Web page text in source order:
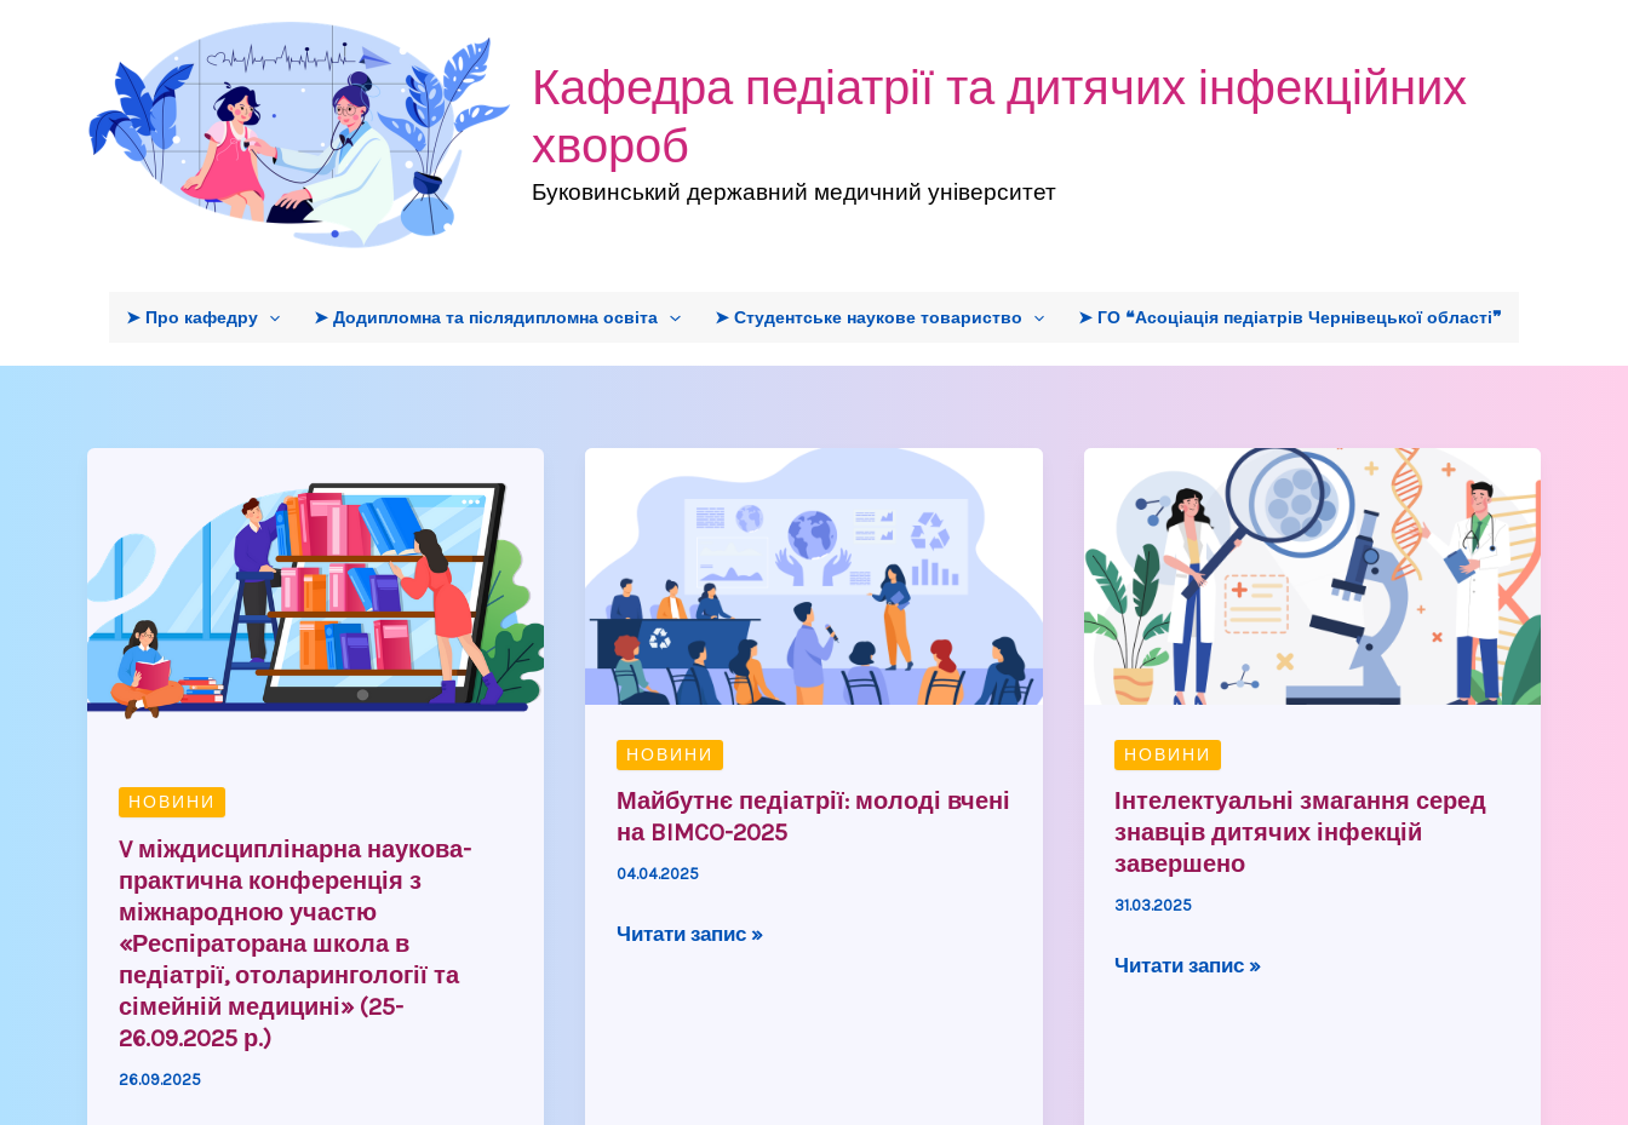
Кафедра педіатрії та дитячих інфекційних
хвороб
Буковинський державний медичний університет
➤ Про кафедру ➤ Додипломна та післядипломна освіта ➤ Студентське наукове товариство ➤ ГО ❝Асоціація педіатрів Чернівецької області❞
НОВИНИ
V міждисциплінарна наукова-
практична конференція з
міжнародною участю
«Респіраторана школа в
педіатрії, отоларингології та
сімейній медицині» (25-
26.09.2025 р.)
26.09.2025
міждисциплінарна
наукова-
практична
конференція
з
міжнародною
участю
педіатрії,
отоларингології
та
сімейній
медицині»
(25-
26.09.2025
р.)
НОВИНИ
Майбутнє педіатрії: молоді вчені
на BIMCO-2025
04.04.2025
педіатрії:
вчені
на
BIMCO-
2025
Читати запис »
НОВИНИ
Інтелектуальні змагання серед
знавців дитячих інфекцій
завершено
31.03.2025
Інтелектуальні
змагання
серед
знавців
дитячих
інфекцій
завершено
Читати запис »